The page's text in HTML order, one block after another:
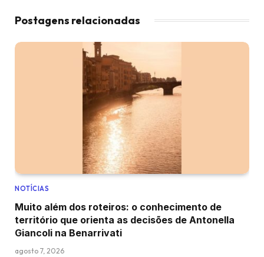
Postagens relacionadas
NOTÍCIAS
Muito além dos roteiros: o conhecimento de
território que orienta as decisões de Antonella
Giancoli na Benarrivati
agosto 7, 2026